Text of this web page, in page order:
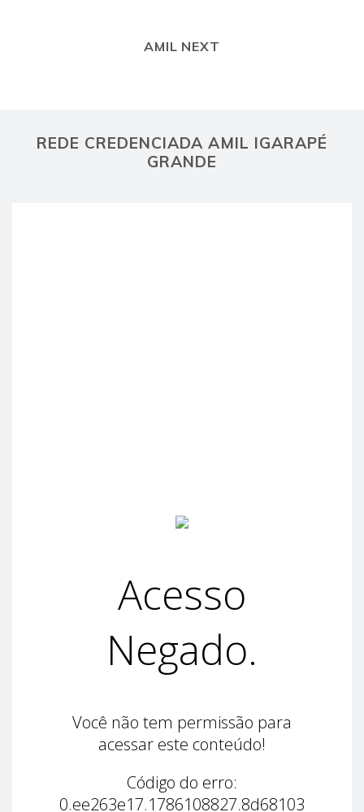
AMIL NEXT
REDE CREDENCIADA AMIL IGARAPÉ
GRANDE